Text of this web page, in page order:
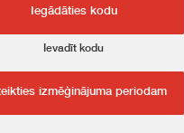
Iegādāties kodu
Ievadīt kodu
izmēģinājuma periodam